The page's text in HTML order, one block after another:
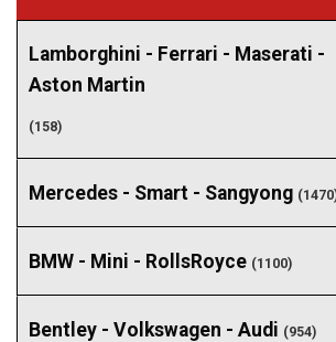
Lamborghini - Ferrari - Maserati -
Aston Martin
(158)
Mercedes - Smart - Sangyong
BMW - Mini - RollsRoyce (1100)
Bentley - Volkswagen - Audi (954)